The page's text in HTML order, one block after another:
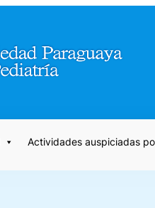
Actividades auspiciadas